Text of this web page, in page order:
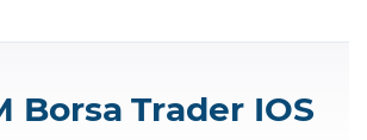
Borsa Trader IOS